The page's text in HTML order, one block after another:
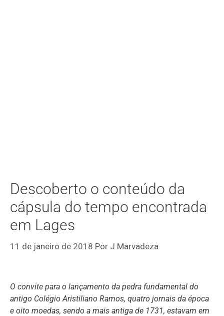
Descoberto o conteúdo da
cápsula do tempo encontrada
em Lages
11 de janeiro de 2018 Por J Marvadeza
O convite para o lançamento da pedra fundamental do
antigo Colégio Aristiliano Ramos, quatro jornais da época
e oito moedas, sendo a mais antiga de 1731, estavam em